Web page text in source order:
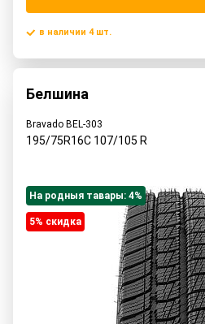
в наличии 4 шт.
Белшина
Bravado BEL-303
195/75R16C 107/105 R
На родныя тавары: 4%
5% cкидка